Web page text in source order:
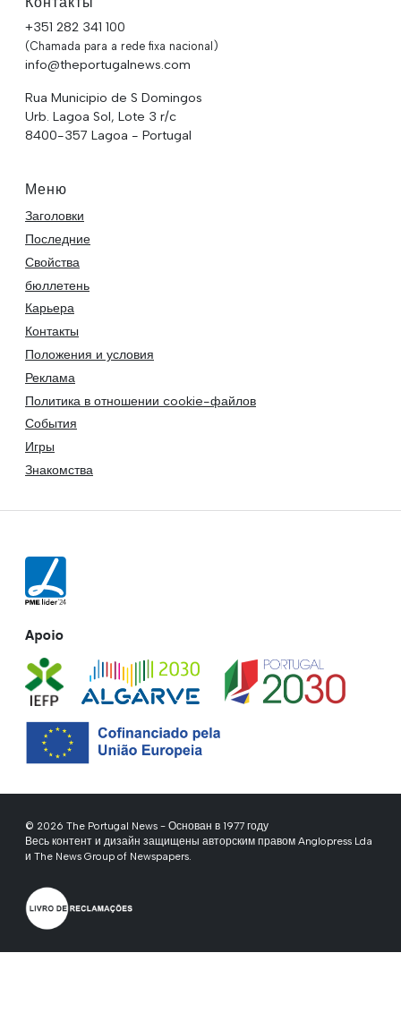
+351 282 341 100
(Chamada para a rede fixa nacional)
info@theportugalnews.com
Rua Municipio de S Domingos
Urb. Lagoa Sol, Lote 3 r/c
8400-357 Lagoa - Portugal
Меню
Заголовки
Последние
Свойства
бюллетень
Карьера
Контакты
Положения и условия
Реклама
Политика в отношении cookie-файлов
События
Игры
Знакомства
Apoio
© 2026 The Portugal News - Основан в 1977 году
Весь контент и дизайн защищены авторским правом Anglopress Lda
и The News Group of Newspapers.